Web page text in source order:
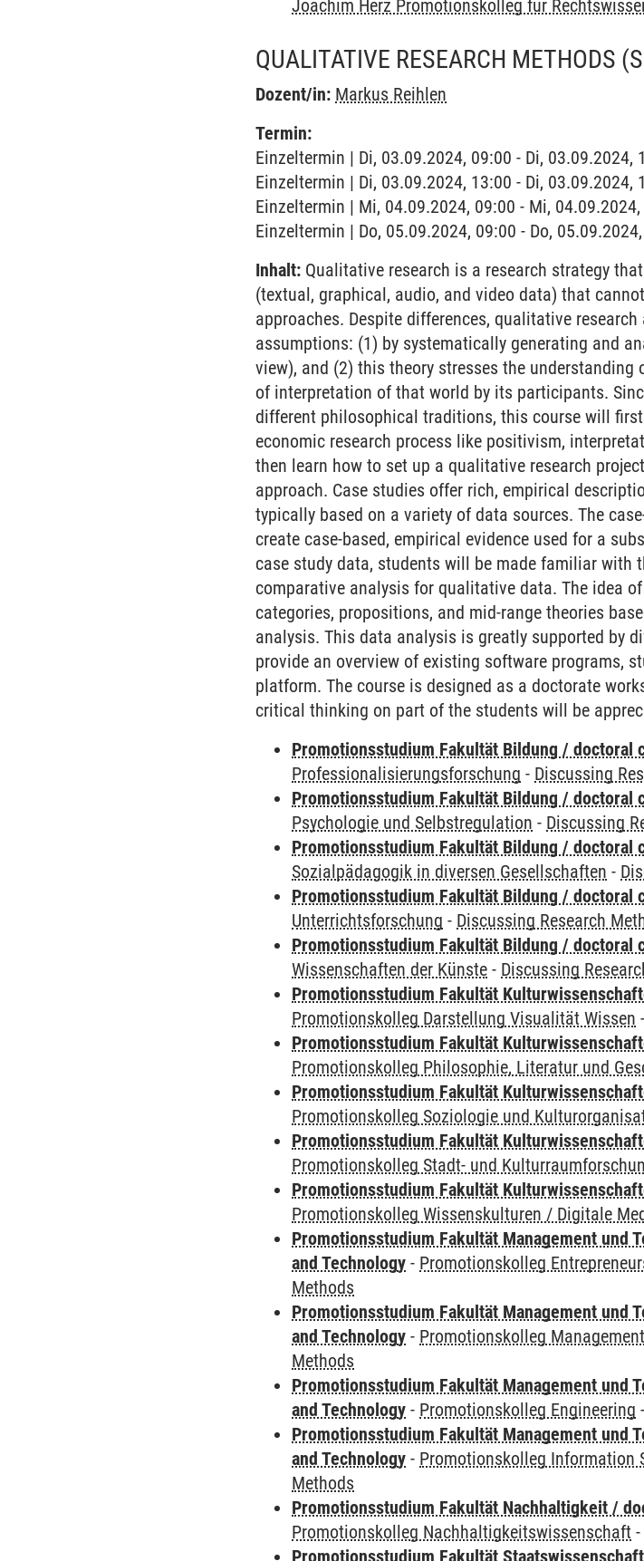
Joachim Herz Promotionskolleg für
QUALITATIVE RESEARCH METHODS
Dozent/in: Markus Reihlen
Termin:
Einzeltermin | Di, 03.09.2024, 09:00 - Di, 03.09.2024,
Einzeltermin | Di, 03.09.2024, 13:00 - Di, 03.09.2024,
Einzeltermin | Mi, 04.09.2024, 09:00 - Mi,
Einzeltermin | Do, 05.09.2024, 09:00 - Do,
Inhalt: Qualitative research is a research strategy
(textual, graphical, audio, and video data) that
approaches. Despite differences, qualitative
assumptions: (1) by systematically generating and
view), and (2) this theory stresses the
of interpretation of that world by its participants.
different philosophical traditions, this course will
economic research process like positivism,
then learn how to set up a qualitative research
approach. Case studies offer rich, empirical
typically based on a variety of data sources. The
create case-based, empirical evidence used for a
case study data, students will be made familiar with
comparative analysis for qualitative data. The idea
categories, propositions, and mid-range theories
analysis. This data analysis is greatly supported by
provide an overview of existing software programs,
platform. The course is designed as a doctorate
critical thinking on part of the students will be
Promotionsstudium Fakultät Bildung / doctoral
Professionalisierungsforschung - Discussing
Promotionsstudium Fakultät Bildung / doctoral
Psychologie und Selbstregulation - Discussing
Promotionsstudium Fakultät Bildung / doctoral
Sozialpädagogik in diversen Gesellschaften -
Promotionsstudium Fakultät Bildung / doctoral
Unterrichtsforschung - Discussing Research
Promotionsstudium Fakultät Bildung / doctoral
Wissenschaften der Künste - Discussing
Promotionsstudium Fakultät
Promotionskolleg Darstellung Visualität Wissen -
Promotionsstudium Fakultät
Promotionskolleg Philosophie, Literatur und
Promotionsstudium Fakultät
Promotionskolleg Soziologie und
Promotionsstudium Fakultät
Promotionskolleg Stadt- und
Promotionsstudium Fakultät
Promotionskolleg Wissenskulturen / Digitale
Promotionsstudium Fakultät Management und
and Technology - Promotionskolleg
Methods
Promotionsstudium Fakultät Management und
and Technology - Promotionskolleg
Methods
Promotionsstudium Fakultät Management und
and Technology - Promotionskolleg Engineering -
Promotionsstudium Fakultät Management und
and Technology - Promotionskolleg Information
Methods
Promotionsstudium Fakultät Nachhaltigkeit /
Promotionskolleg Nachhaltigkeitswissenschaft -
Promotionsstudium Fakultät